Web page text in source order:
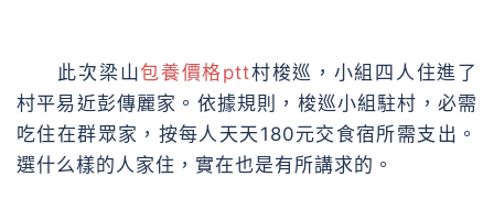
此次梁山包養價格ptt村梭巡，小組四人住進了
村平易近彭傳麗家。依據規則，梭巡小組駐村，必需
吃住在群眾家，按每人天天180元交食宿所需支出。
選什么樣的人家住，實在也是有所講求的。